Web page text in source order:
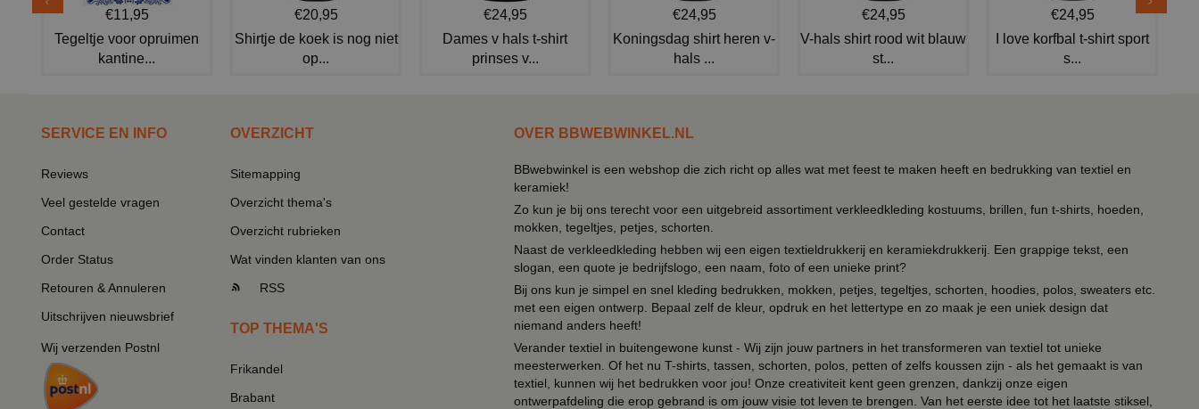
€11,95
Tegeltje voor opruimen
kantine...
€20,95
Shirtje de koek is nog niet
op...
€24,95
Dames v hals t-shirt
prinses v...
€24,95
Koningsdag shirt heren v-
hals ...
€24,95
V-hals shirt rood wit blauw
st...
€24,95
I love korfbal t-shirt sport
s...
SERVICE EN INFO
Reviews
Veel gestelde vragen
Contact
Order Status
Retouren & Annuleren
Uitschrijven nieuwsbrief
Wij verzenden Postnl
OVERZICHT
Sitemapping
Overzicht thema's
Overzicht rubrieken
Wat vinden klanten van ons
RSS
TOP THEMA'S
Frikandel
Brabant
OVER BBWEBWINKEL.NL
BBwebwinkel is een webshop die zich richt op alles wat met feest te maken heeft en bedrukking van textiel en
keramiek!
Zo kun je bij ons terecht voor een uitgebreid assortiment verkleedkleding kostuums, brillen, fun t-shirts, hoeden,
mokken, tegeltjes, petjes, schorten.
Naast de verkleedkleding hebben wij een eigen textieldrukkerij en keramiekdrukkerij. Een grappige tekst, een
slogan, een quote je bedrijfslogo, een naam, foto of een unieke print?
Bij ons kun je simpel en snel kleding bedrukken, mokken, petjes, tegeltjes, schorten, hoodies, polos, sweaters etc.
met een eigen ontwerp. Bepaal zelf de kleur, opdruk en het lettertype en zo maak je een uniek design dat
niemand anders heeft!
Verander textiel in buitengewone kunst - Wij zijn jouw partners in het transformeren van textiel tot unieke
meesterwerken. Of het nu T-shirts, tassen, schorten, polos, petten of zelfs koussen zijn - als het gemaakt is van
textiel, kunnen wij het bedrukken voor jou! Onze creativiteit kent geen grenzen, dankzij onze eigen
ontwerpafdeling die erop gebrand is om jouw visie tot leven te brengen. Van het eerste idee tot het laatste stiksel,